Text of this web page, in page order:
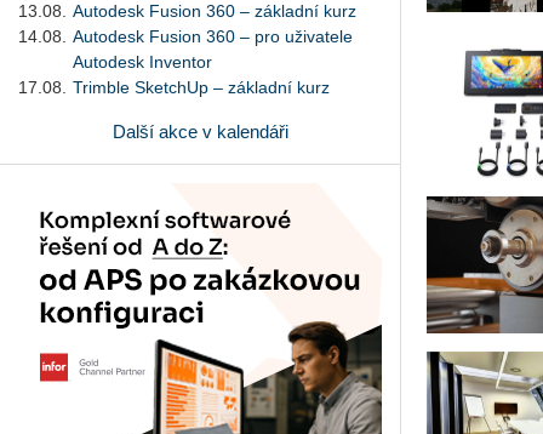
13.08.
Autodesk Fusion 360 – základní kurz
14.08.
Autodesk Fusion 360 – pro uživatele
Autodesk Inventor
17.08.
Trimble SketchUp – základní kurz
Další akce v kalendáři